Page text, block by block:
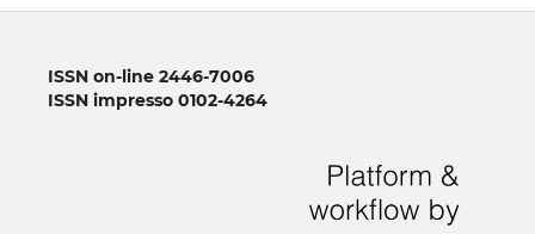
ISSN on-line 2446-7006
ISSN impresso 0102-4264